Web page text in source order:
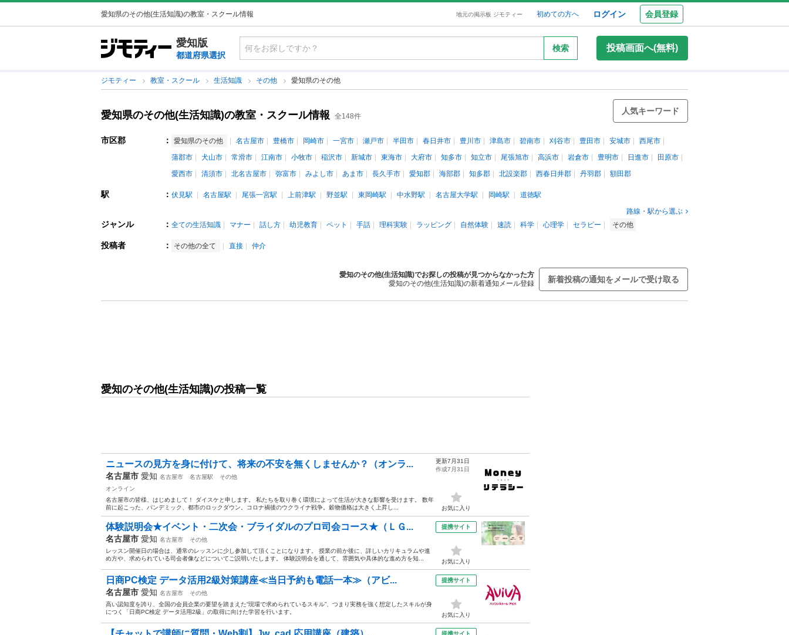
愛知県のその他(生活知識)の教室・スクール情報 地元の掲示板 ジモティー 初めての方へ ログイン 会員登録
愛知版
都道府県選択
検索 投稿画面へ(無料)
ジモティー 教室・スクール 生活知識 その他 愛知県のその他
愛知県のその他(生活知識)の教室・スクール情報 全148件
人気キーワード
市区郡 ： 愛知県のその他 名古屋市 豊橋市 岡崎市 一宮市 瀬戸市 半田市 春日井市 豊川市 津島市 碧南市 刈谷市 豊田市 安城市
西尾市
蒲郡市
犬山市 常滑市 江南市 小牧市 稲沢市 新城市 東海市 大府市 知多市 知立市 尾張旭市 高浜市 岩倉市 豊明市 日進市
田原市
愛西市
清須市 北名古屋市 弥富市 みよし市 あま市 長久手市 愛知郡 海部郡 知多郡 北設楽郡 西春日井郡 丹羽郡 額田郡
駅 ： 伏見駅 名古屋駅 尾張一宮駅 上前津駅 野並駅 東岡崎駅 中水野駅 名古屋大学駅 岡崎駅
道徳駅
路線・駅から選ぶ
ジャンル ： 全ての生活知識 マナー 話し方 幼児教育 ペット 手話 理科実験 ラッピング 自然体験 速読 科学 心理学 セラピー その他
投稿者 ： その他の全て 直接 仲介
愛知のその他(生活知識)でお探しの投稿が見つからなかった方
愛知のその他(生活知識)の新着通知メール登録
新着投稿の通知をメールで受け取る
愛知のその他(生活知識)の投稿一覧
ニュースの見方を身に付けて、将来の不安を無くしませんか？（オンラ...
名古屋市 愛知 名古屋市 名古屋駅
その他
オンライン
名古屋市の皆様、はじめまして！ ダイスケと申します。 私たちを取り巻く環境によって生活が大きな影響を受けます。 数年
前に起こった、パンデミック、都市のロックダウン。コロナ禍後のウクライナ戦争。穀物価格は大きく上昇し...
更新7月31日
作成7月31日
お気に入り
体験説明会★イベント・二次会・ブライダルのプロ司会コース★（ＬＧ...
名古屋市 愛知 名古屋市
その他
レッスン開催日の場合は、通常のレッスンに少し参加して頂くことになります。 授業の前か後に、詳しいカリキュラムや進
め方や、求められている司会者像などについてご説明いたします。 体験説明会を通して、雰囲気や具体的な進め方を知...
提携サイト
お気に入り
日商PC検定 データ活用2級対策講座≪当日予約も電話一本≫（アビ...
名古屋市 愛知 名古屋市
その他
高い認知度を誇り、全国の会員企業の要望を踏まえた“現場で求められているスキル”、つまり実務を強く想定したスキルが身
につく「日商PC検定 データ活用2級」の取得に向けた学習を行います。
提携サイト
お気に入り
提携サイト